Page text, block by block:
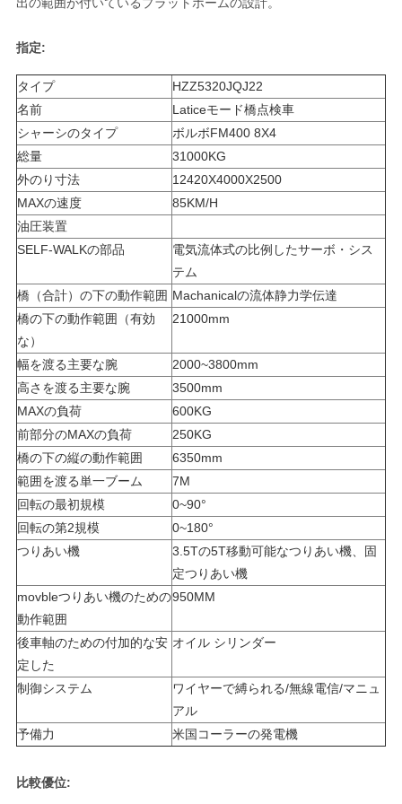
し
な
さ
い
地
図
プ
ラ
イ
バ
シ
ー
ポ
リ
シ
ー
出の範囲が付いているプラットホームの設計。
指定:
タイプ
HZZ5320JQJ22
名前
Laticeモード橋点検車
シャーシのタイプ
ボルボFM400 8X4
総量
31000KG
外のり寸法
12420X4000X2500
MAXの速度
85KM/H
油圧装置
SELF-WALKの部品
電気流体式の比例したサーボ・シス
テム
橋（合計）の下の動作範囲 Machanicalの流体静力学伝達
橋の下の動作範囲（有効
な）
21000mm
幅を渡る主要な腕
2000~3800mm
高さを渡る主要な腕
3500mm
MAXの負荷
600KG
前部分のMAXの負荷
250KG
橋の下の縦の動作範囲
6350mm
範囲を渡る単一ブーム
7M
回転の最初規模
0~90°
回転の第2規模
0~180°
つりあい機
3.5Tの5T移動可能なつりあい機、固
定つりあい機
movbleつりあい機のための
動作範囲
950MM
後車軸のための付加的な安
定した
オイル シリンダー
制御システム
ワイヤーで縛られる/無線電信/マニュ
アル
予備力
米国コーラーの発電機
比較優位: